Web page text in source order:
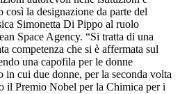
la designazione da parte del
Simonetta Di Pippo al ruolo
Space Agency. “Si tratta di una
competenza che si è affermata sul
una capofila per le donne
in cui due donne, per la seconda volta
il Premio Nobel per la Chimica per i